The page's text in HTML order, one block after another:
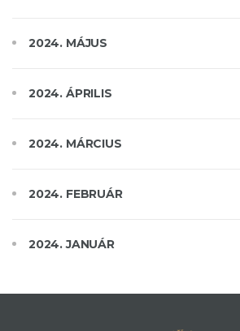
2024. MÁJUS
2024. ÁPRILIS
2024. MÁRCIUS
2024. FEBRUÁR
2024. JANUÁR